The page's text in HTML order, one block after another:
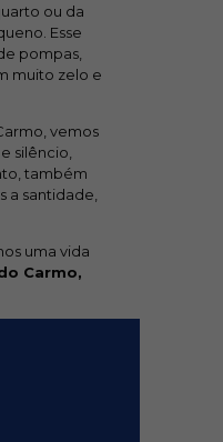
ou da
Esse
pompas,
muito zelo e
vemos
silêncio,
também
a santidade,
uma vida
Carmo,